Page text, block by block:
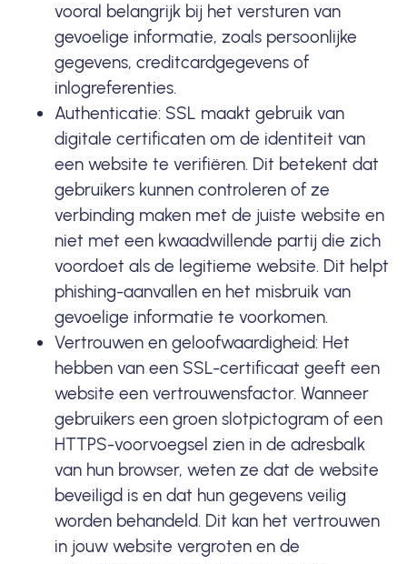
vooral belangrijk bij het versturen van
gevoelige informatie, zoals persoonlijke
gegevens, creditcardgegevens of
inlogreferenties.
Authenticatie: SSL maakt gebruik van
digitale certificaten om de identiteit van
een website te verifiëren. Dit betekent dat
gebruikers kunnen controleren of ze
verbinding maken met de juiste website en
niet met een kwaadwillende partij die zich
voordoet als de legitieme website. Dit helpt
phishing-aanvallen en het misbruik van
gevoelige informatie te voorkomen.
Vertrouwen en geloofwaardigheid: Het
hebben van een SSL-certificaat geeft een
website een vertrouwensfactor. Wanneer
gebruikers een groen slotpictogram of een
HTTPS-voorvoegsel zien in de adresbalk
van hun browser, weten ze dat de website
beveiligd is en dat hun gegevens veilig
worden behandeld. Dit kan het vertrouwen
in jouw website vergroten en de